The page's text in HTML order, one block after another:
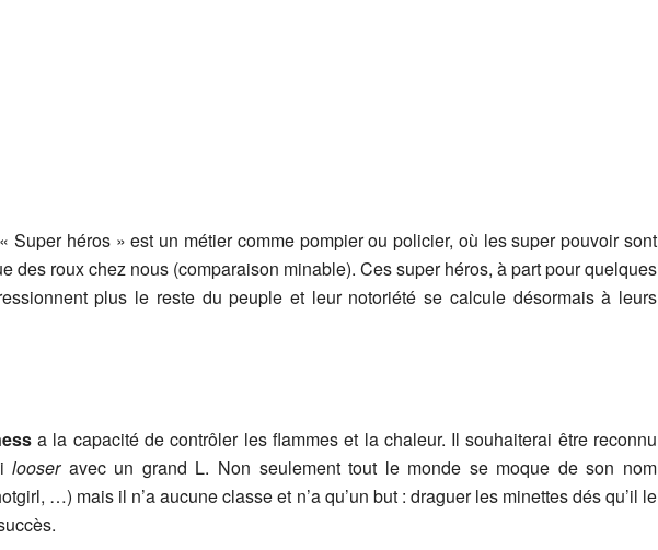
Super héros » est un métier comme pompier ou policier, où les super pouvoir sont
des roux chez nous (comparaison minable). Ces super héros, à part pour quelques
plus le reste du peuple et leur notoriété se calcule désormais à leurs
a la capacité de contrôler les flammes et la chaleur. Il souhaiterai être reconnu
looseravec un grand L. Non seulement tout le monde se moque de son nom
…) mais il n’a aucune classe et n’a qu’un but : draguer les minettes dés qu’il le